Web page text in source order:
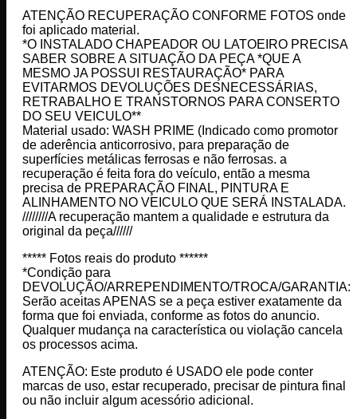
ATENÇÃO RECUPERAÇÃO CONFORME FOTOS onde
foi aplicado material.
*O INSTALADO CHAPEADOR OU LATOEIRO PRECISA
SABER SOBRE A SITUAÇÃO DA PEÇA *QUE A
MESMO JA POSSUI RESTAURAÇÃO* PARA
EVITARMOS DEVOLUÇÕES DESNECESSÁRIAS,
RETRABALHO E TRANSTORNOS PARA CONSERTO
DO SEU VEICULO**
Material usado: WASH PRIME (Indicado como promotor
de aderência anticorrosivo, para preparação de
superfícies metálicas ferrosas e não ferrosas. a
recuperação é feita fora do veículo, então a mesma
precisa de PREPARAÇÃO FINAL, PINTURA E
ALINHAMENTO NO VEICULO QUE SERÁ INSTALADA.
////////A recuperação mantem a qualidade e estrutura da
original da peça//////
***** Fotos reais do produto ******
*Condição para
DEVOLUÇÃO/ARREPENDIMENTO/TROCA/GARANTIA:
Serão aceitas APENAS se a peça estiver exatamente da
forma que foi enviada, conforme as fotos do anuncio.
Qualquer mudança na característica ou violação cancela
os processos acima.
ATENÇÃO: Este produto é USADO ele pode conter
marcas de uso, estar recuperado, precisar de pintura final
ou não incluir algum acessório adicional.